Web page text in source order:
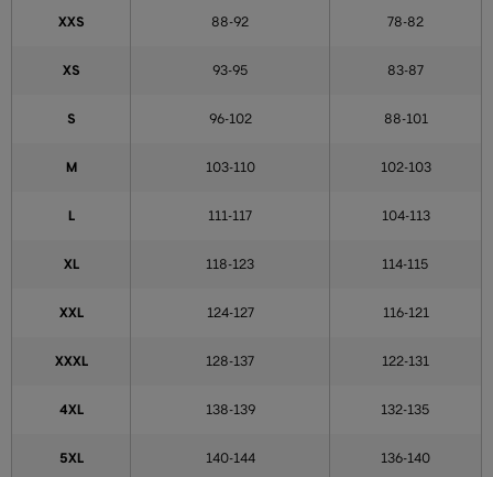
XXS 88-92 78-82
XS 93-95 83-87
S 96-102 88-101
M 103-110 102-103
L 111-117 104-113
XL 118-123 114-115
XXL 124-127 116-121
XXXL 128-137 122-131
4XL 138-139 132-135
5XL 140-144 136-140